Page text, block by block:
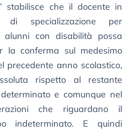
stabilisce che il docente in
specializzazione per
alunni con disabilità possa
la conferma sul medesimo
precedente anno scolastico,
rispetto al restante
e comunque nel
che riguardano il
indeterminato. E quindi